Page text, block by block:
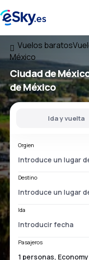
Vuelos baratos
México
Ciudad de
de México
Ida y vuelta
Orgien
Destino
Ida
Pasajeros